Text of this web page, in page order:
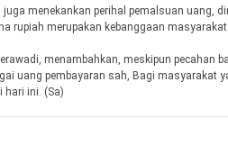
juga menekankan perihal pemalsuan uang,
rupiah merupakan kebanggaan
menambahkan, meskipun pecahan
uang pembayaran sah, Bagi masyarakat
hari ini. (Sa)